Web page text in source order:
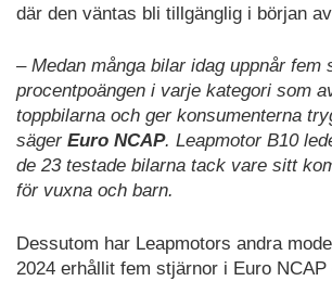
där den väntas bli tillgänglig i början
– Medan många bilar idag uppnår fem
procentpoängen i varje kategori som
toppbilarna och ger konsumenterna
säger Euro NCAP. Leapmotor B10
de 23 testade bilarna tack vare sitt
för vuxna och barn.
Dessutom har Leapmotors andra
2024 erhållit fem stjärnor i Euro